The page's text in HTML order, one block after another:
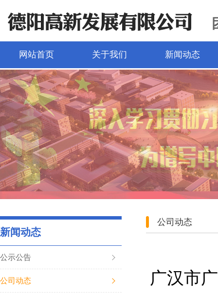
网站首页 关于我们 新闻动态
新闻动态
公示公告
公司动态
公司动态
广汉市